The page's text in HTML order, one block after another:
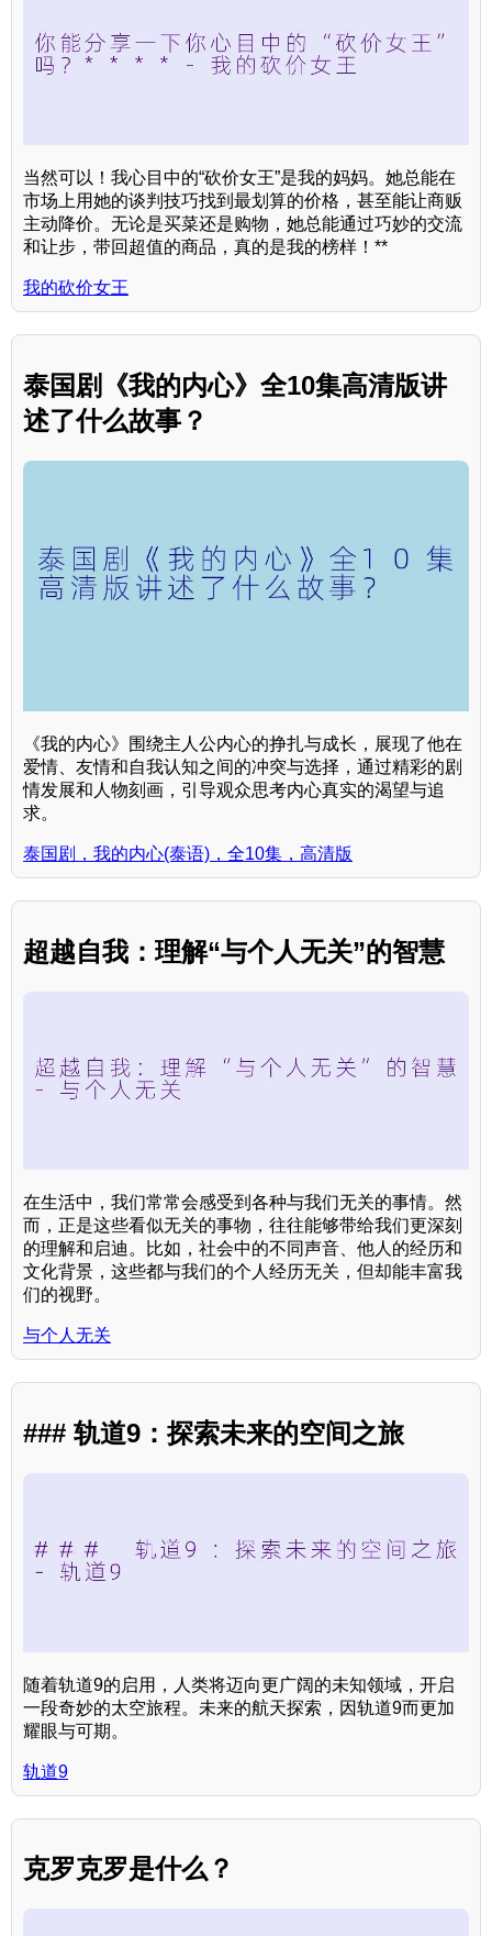
当然可以！我心目中的“砍价女王”是我的妈妈。她总能在
市场上用她的谈判技巧找到最划算的价格，甚至能让商贩
主动降价。无论是买菜还是购物，她总能通过巧妙的交流
和让步，带回超值的商品，真的是我的榜样！**
我的砍价女王
泰国剧《我的内心》全10集高清版讲
述了什么故事？
《我的内心》围绕主人公内心的挣扎与成长，展现了他在
爱情、友情和自我认知之间的冲突与选择，通过精彩的剧
情发展和人物刻画，引导观众思考内心真实的渴望与追
求。
泰国剧，我的内心(泰语)，全10集，高清版
超越自我：理解“与个人无关”的智慧
在生活中，我们常常会感受到各种与我们无关的事情。然
而，正是这些看似无关的事物，往往能够带给我们更深刻
的理解和启迪。比如，社会中的不同声音、他人的经历和
文化背景，这些都与我们的个人经历无关，但却能丰富我
们的视野。
与个人无关
### 轨道9：探索未来的空间之旅
随着轨道9的启用，人类将迈向更广阔的未知领域，开启
一段奇妙的太空旅程。未来的航天探索，因轨道9而更加
耀眼与可期。
轨道9
克罗克罗是什么？